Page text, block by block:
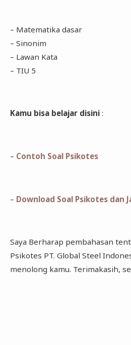
– Matematika dasar
– Sinonim
– Lawan Kata
– TIU 5
Kamu bisa belajar disini:
– Contoh Soal Psikotes
– Download Soal Psikotes dan
Saya Berharap pembahasan
Psikotes PT. Global Steel
menolong kamu. Terimakasih,